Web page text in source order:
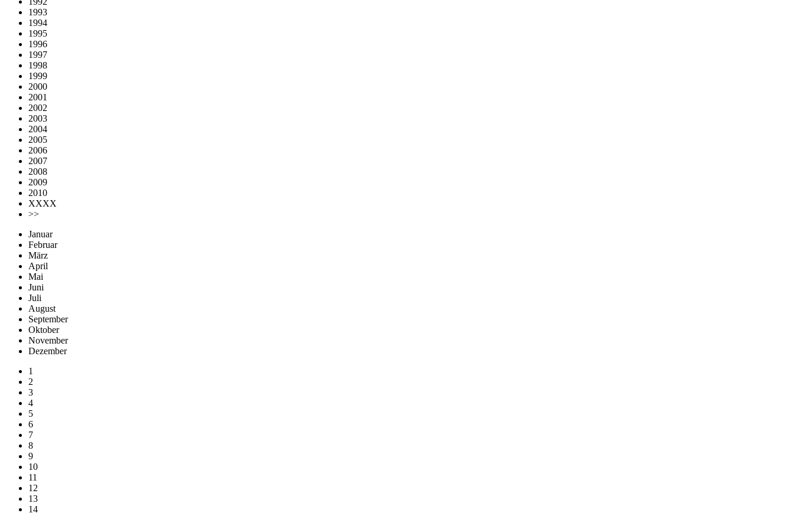
1993
1994
1995
1996
1997
1998
1999
2000
2001
2002
2003
2004
2005
2006
2007
2008
2009
2010
XXXX
>>
Januar
Februar
März
April
Mai
Juni
Juli
August
September
Oktober
November
Dezember
1
2
3
4
5
6
7
8
9
10
11
12
13
14